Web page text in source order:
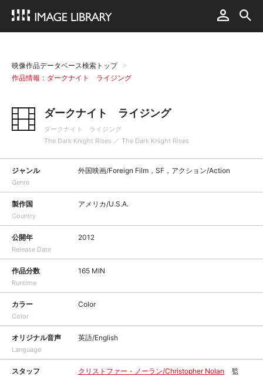
映像作品データベース検索トップ
作品情報：ダークナイト ライジング
ダークナイト ライジング
ダークナイト ライジング
The Dark Knight Rises ／ The Dark Knight Rises
ジャンル
Genre
外国映画/Foreign Film，SF，アクション/Action
製作国
Country
アメリカ/U.S.A.
公開年
Release Date
2012
作品分数
Runtime
165 MIN
カラー
Color
Color
オリジナル音声
Language
英語/English
スタッフ クリストファー・ノーラン/Christopher Nolan
監